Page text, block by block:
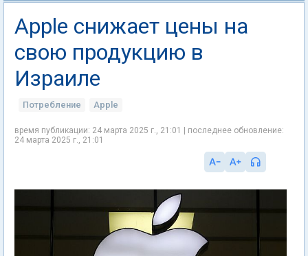
Apple снижает цены на
свою продукцию в
Израиле
Потребление Apple
время публикации: 24 марта 2025 г., 21:01 | последнее обновление:
24 марта 2025 г., 21:01